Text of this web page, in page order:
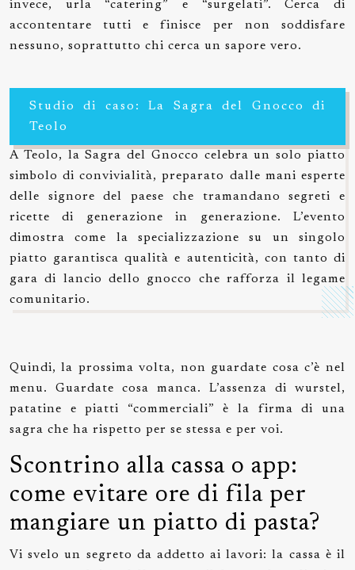
invece, urla “catering” e “surgelati”. Cerca di
accontentare tutti e finisce per non soddisfare
nessuno, soprattutto chi cerca un sapore vero.
Studio di caso: La Sagra del Gnocco di
Teolo
A Teolo, la Sagra del Gnocco celebra un solo piatto
simbolo di convivialità, preparato dalle mani esperte
delle signore del paese che tramandano segreti e
ricette di generazione in generazione. L’evento
dimostra come la specializzazione su un singolo
piatto garantisca qualità e autenticità, con tanto di
gara di lancio dello gnocco che rafforza il legame
comunitario.
Quindi, la prossima volta, non guardate cosa c’è nel
menu. Guardate cosa manca. L’assenza di wurstel,
patatine e piatti “commerciali” è la firma di una
sagra che ha rispetto per se stessa e per voi.
Scontrino alla cassa o app:
come evitare ore di fila per
mangiare un piatto di pasta?
Vi svelo un segreto da addetto ai lavori: la cassa è il